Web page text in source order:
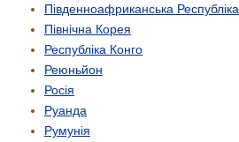
Південно­африканська Республіка
Північна Корея
Республіка Конго
Реюньйон
Росія
Руанда
Румунія